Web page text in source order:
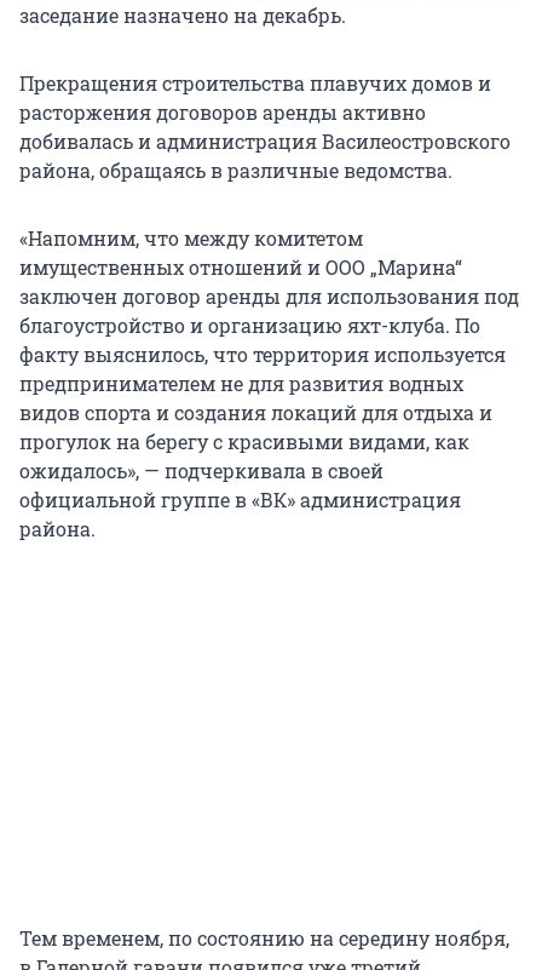
заседание назначено на декабрь.
Прекращения строительства плавучих домов и
расторжения договоров аренды активно
добивалась и администрация Василеостровского
района, обращаясь в различные ведомства.
«Напомним, что между комитетом
имущественных отношений и ООО „Марина“
заключен договор аренды для использования под
благоустройство и организацию яхт-клуба. По
факту выяснилось, что территория используется
предпринимателем не для развития водных
видов спорта и создания локаций для отдыха и
прогулок на берегу с красивыми видами, как
ожидалось», — подчеркивала в своей
официальной группе в «ВК» администрация
района.
Тем временем, по состоянию на середину ноября,